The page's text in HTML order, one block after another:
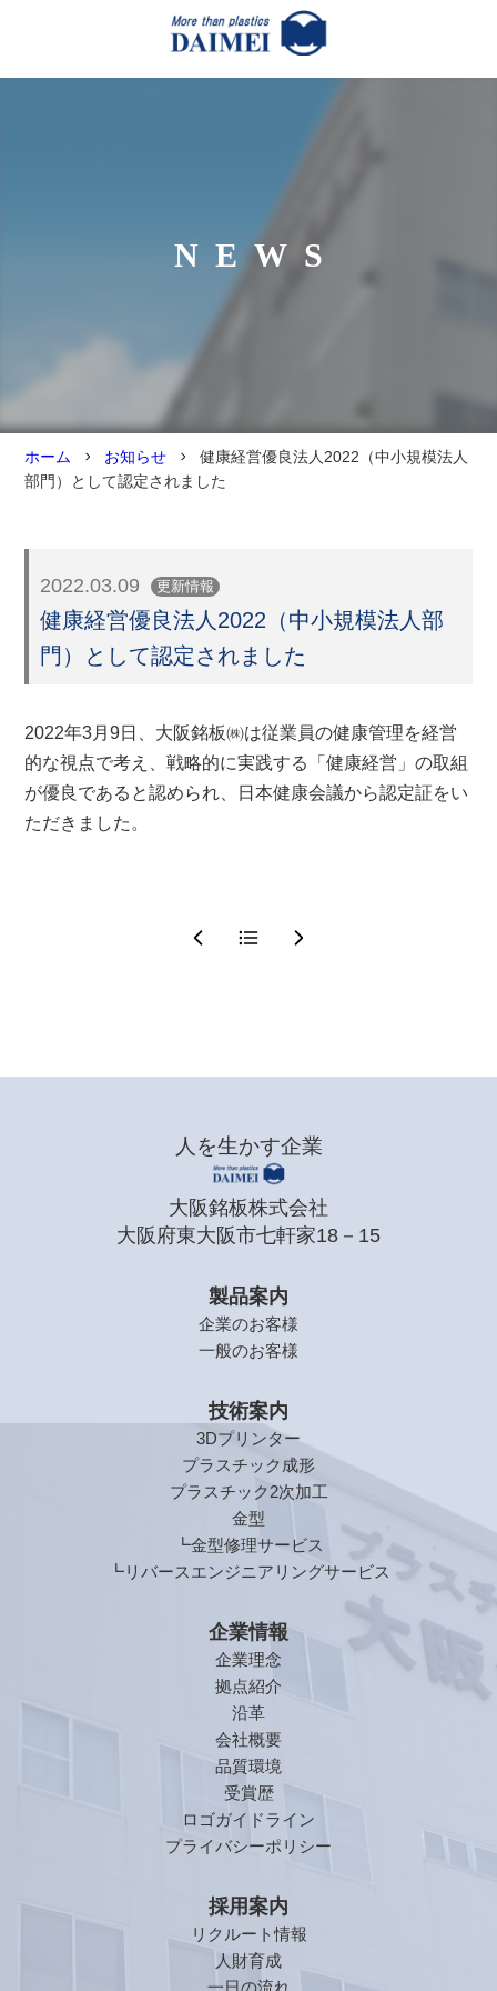
NEWS
ホーム お知らせ
健康経営優良法人2022（中小規模法人
部門）として認定されました
2022.03.09 更新情報
健康経営優良法人2022（中小規模法人部
門）として認定されました
2022年3月9日、大阪銘板㈱は従業員の健康管理を経営
的な視点で考え、戦略的に実践する「健康経営」の取組
が優良であると認められ、日本健康会議から認定証をい
ただきました。
人を生かす企業
大阪銘板株式会社
大阪府東大阪市七軒家18－15
製品案内
企業のお客様
一般のお客様
技術案内
3Dプリンター
プラスチック成形
プラスチック2次加工
金型
┗金型修理サービス
┗リバースエンジニアリングサービス
企業情報
企業理念
拠点紹介
沿革
会社概要
品質環境
受賞歴
ロゴガイドライン
プライバシーポリシー
採用案内
リクルート情報
人財育成
一日の流れ